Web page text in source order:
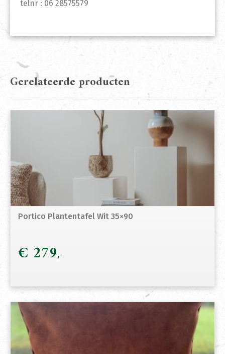
telnr : 06 28575579
Gerelateerde producten
Portico Plantentafel Wit 35×90
€ 279